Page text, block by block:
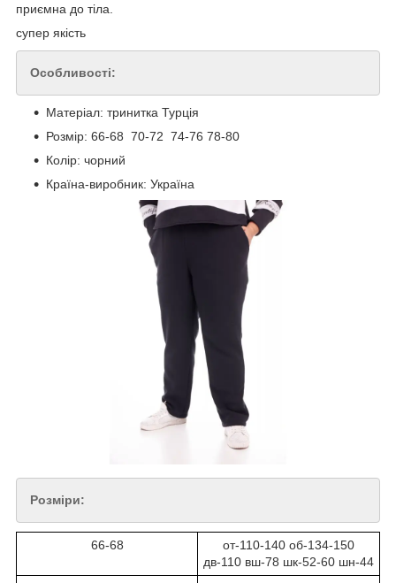
приємна до тіла.
супер якість
Особливості:
Матеріал: тринитка Турція
Розмір: 66-68 70-72 74-76 78-80
Колір: чорний
Країна-виробник: Україна
Розміри:
66-68
от-110-140 об-134-150
дв-110 вш-78 шк-52-60 шн-44